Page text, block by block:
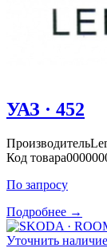
УАЗ · 452
Производитель
Код товара
По запросу
Подробнее →
Уточнить наличие